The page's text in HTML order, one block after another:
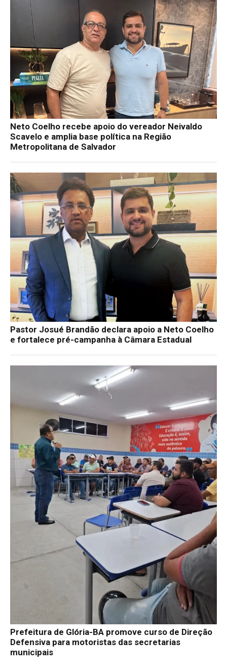
Neto Coelho recebe apoio do vereador Neivaldo
Scavelo e amplia base política na Região
Metropolitana de Salvador
Pastor Josué Brandão declara apoio a Neto Coelho
e fortalece pré-campanha à Câmara Estadual
Prefeitura de Glória-BA promove curso de Direção
Defensiva para motoristas das secretarias
municipais